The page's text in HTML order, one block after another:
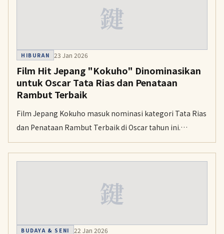
鍵
HIBURAN 23 Jan 2026
Film Hit Jepang "Kokuho" Dinominasikan
untuk Oscar Tata Rias dan Penataan
Rambut Terbaik
Film Jepang Kokuho masuk nominasi kategori Tata Rias
dan Penataan Rambut Terbaik di Oscar tahun ini.
Academy of Motion Picture Arts and Sciences
mengumumkan para nominasi untuk Academy Awards
鍵
BUDAYA & SENI 22 Jan 2026